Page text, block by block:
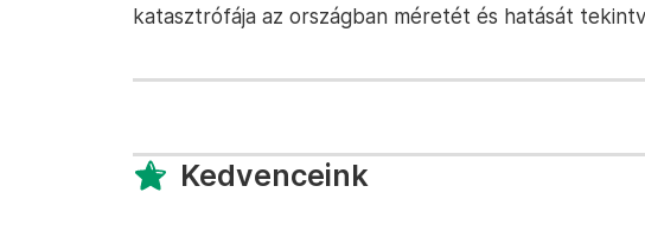
katasztrófája az országban méretét és hatását
Kedvenceink